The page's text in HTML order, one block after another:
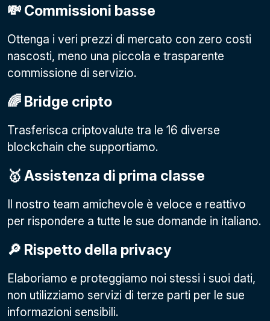
💸 Commissioni basse
Ottenga i veri prezzi di mercato con zero costi
nascosti, meno una piccola e trasparente
commissione di servizio.
🌈 Bridge cripto
Trasferisca criptovalute tra le 16 diverse
blockchain che supportiamo.
🥇 Assistenza di prima classe
Il nostro team amichevole è veloce e reattivo
per rispondere a tutte le sue domande in italiano.
🔎 Rispetto della privacy
Elaboriamo e proteggiamo noi stessi i suoi dati,
non utilizziamo servizi di terze parti per le sue
informazioni sensibili.